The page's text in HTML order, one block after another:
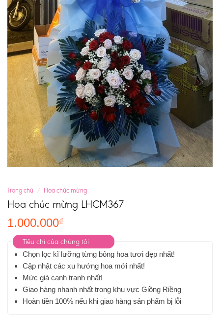
Trang chủ / Hoa chúc mừng
Hoa chúc mừng LHCM367
1.000.000₫
Tiêu chí của chúng tôi
Chọn lọc kĩ lưỡng từng bông hoa tươi đẹp nhất!
Cập nhật các xu hướng hoa mới nhất!
Mức giá cạnh tranh nhất!
Giao hàng nhanh nhất trong khu vực Giồng Riềng
Hoàn tiền 100% nếu khi giao hàng sản phẩm bị lỗi